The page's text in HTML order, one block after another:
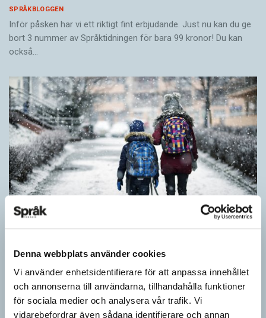
Denna webbplats använder cookies
Vi använder enhetsidentifierare för att anpassa innehållet
och annonserna till användarna, tillhandahålla funktioner
för sociala medier och analysera vår trafik. Vi
vidarebefordrar även sådana identifierare och annan
SPRÅKBLOGGEN
Inför påsken har vi ett riktigt fint erbjudande. Just nu kan du ge
bort 3 nummer av Språktidningen för bara 99 kronor! Du kan
också…
Särskolan byter namn
SPRÅKBLOGGEN
Grundsärskola byter namn till anpassad grundskola och
gymnasiesärskolan till anpassad gymnasieskola. En som har
stor del i att detta namnbyte sker är artonåriga Leo Lust…